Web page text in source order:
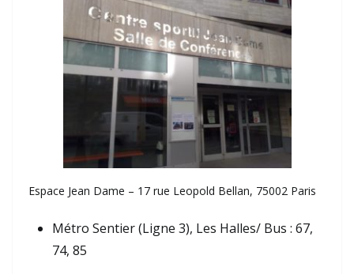
Espace Jean Dame – 17 rue Leopold Bellan, 75002 Paris
Métro Sentier (Ligne 3), Les Halles/ Bus : 67,
74, 85